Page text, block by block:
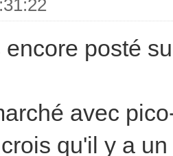
posté
avec
qu'il y a